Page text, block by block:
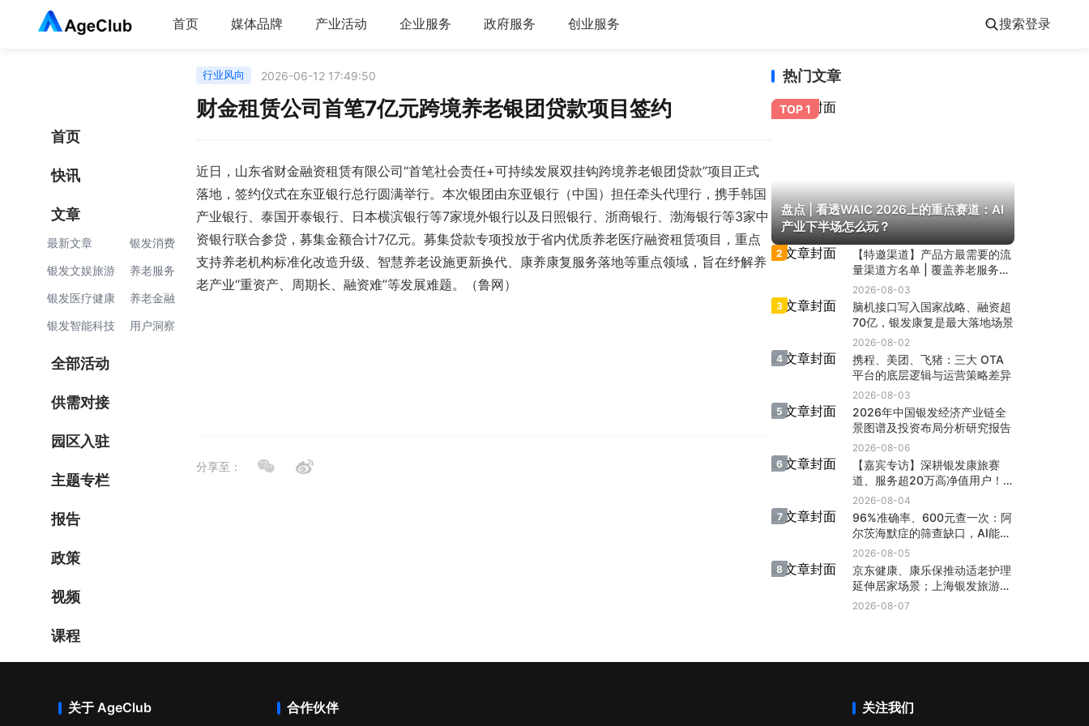
首页 媒体品牌 产业活动 企业服务 政府服务 创业服务 搜索登录
首页
快讯
文章
最新文章 银发消费
银发文娱旅游 养老服务
银发医疗健康 养老金融
银发智能科技 用户洞察
全部活动
供需对接
园区入驻
主题专栏
报告
政策
视频
课程
行业风向 2026-06-12 17:49:50
财金租赁公司首笔7亿元跨境养老银团贷款项目签约
近日，山东省财金融资租赁有限公司“首笔社会责任+可持续发展双挂钩跨境养老银团贷款”项目正式
落地，签约仪式在东亚银行总行圆满举行。本次银团由东亚银行（中国）担任牵头代理行，携手韩国
产业银行、泰国开泰银行、日本横滨银行等7家境外银行以及日照银行、浙商银行、渤海银行等3家中
资银行联合参贷，募集金额合计7亿元。募集贷款专项投放于省内优质养老医疗融资租赁项目，重点
支持养老机构标准化改造升级、智慧养老设施更新换代、康养康复服务落地等重点领域，旨在纾解养
老产业“重资产、周期长、融资难”等发展难题。（鲁网）
分享至：
热门文章
TOP 1
盘点 | 看透WAIC 2026上的重点赛道：AI
产业下半场怎么玩？
2
【特邀渠道】产品方最需要的流
量渠道方名单 | 覆盖养老服务、
大健康、达播、私域、电视购
物、文娱旅游、银发零售、银发
出海等八大赛道
2026-08-03
3
脑机接口写入国家战略、融资超
70亿，银发康复是最大落地场景
2026-08-02
4
携程、美团、飞猪：三大 OTA
平台的底层逻辑与运营策略差异
2026-08-03
5
2026年中国银发经济产业链全
景图谱及投资布局分析研究报告
2026-08-06
6
【嘉宾专访】深耕银发康旅赛
道、服务超20万高净值用户！想
乐时光如何实现长效稳定客流？
2026-08-04
7
96%准确率、600元查一次：阿
尔茨海默症的筛查缺口，AI能帮
1700万老人填上吗？
2026-08-05
8
京东健康、康乐保推动适老护理
延伸居家场景；上海银发旅游消
费额达5567万；3起银发投融
2026-08-07
关于 AgeClub 合作伙伴 关注我们